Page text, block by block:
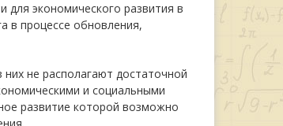
для экономического развития в
в процессе обновления,
не располагают достаточной
и социальными
развитие которой возможно